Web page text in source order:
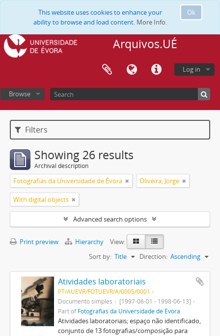
Ok
This website uses cookies to enhance your
ability to browse and load content. More Info.
Arquivos.UÉ
Log in
Browse
Filters
Showing 26 results
Archival description
Fotografias da Universidade de Évora Oliveira, Jorge
With digital objects
Advanced search options
Print preview Hierarchy
View:
Sort by: Title Direction: Ascending
Atividades laboratoriais
PT/AUEVR/FOTUEVR/A/0005/0001
Documento simples
[1997-06-01 - 1998-06-13]
Part ofFotografias da Universidade de Évora
Atividades laboratoriais; espaço não identificado,
conjunto de 13 fotografias/composição para